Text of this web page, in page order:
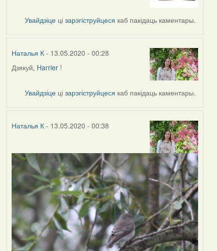
Наталья
К
Увайдзіце цізарэгіструйцеся каб пакідаць каментары.
Наталья К- 13.05.2020 - 00:28
In
Harrier
Дзякуй, Harrier!
Увайдзіце цізарэгіструйцеся каб пакідаць каментары.
Наталья К- 13.05.2020 - 00:38